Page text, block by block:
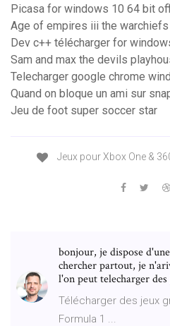
Picasa for windows 10 64 bit
Age of empires iii the
Dev c++ télécharger for
Sam and max the devils
Telecharger google chrome
Quand on bloque un ami sur
Jeu de foot super soccer star
Jeux pour Xbox One &
bonjour, je dispose
chercher partout, je
l'on peut telecharger
Télécharger des jeux
Formula 1 ...